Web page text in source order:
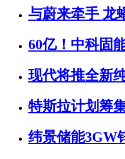
与蔚来牵手 龙
60亿！中科固
现代将推全新
特斯拉计划筹
纬景储能3GW